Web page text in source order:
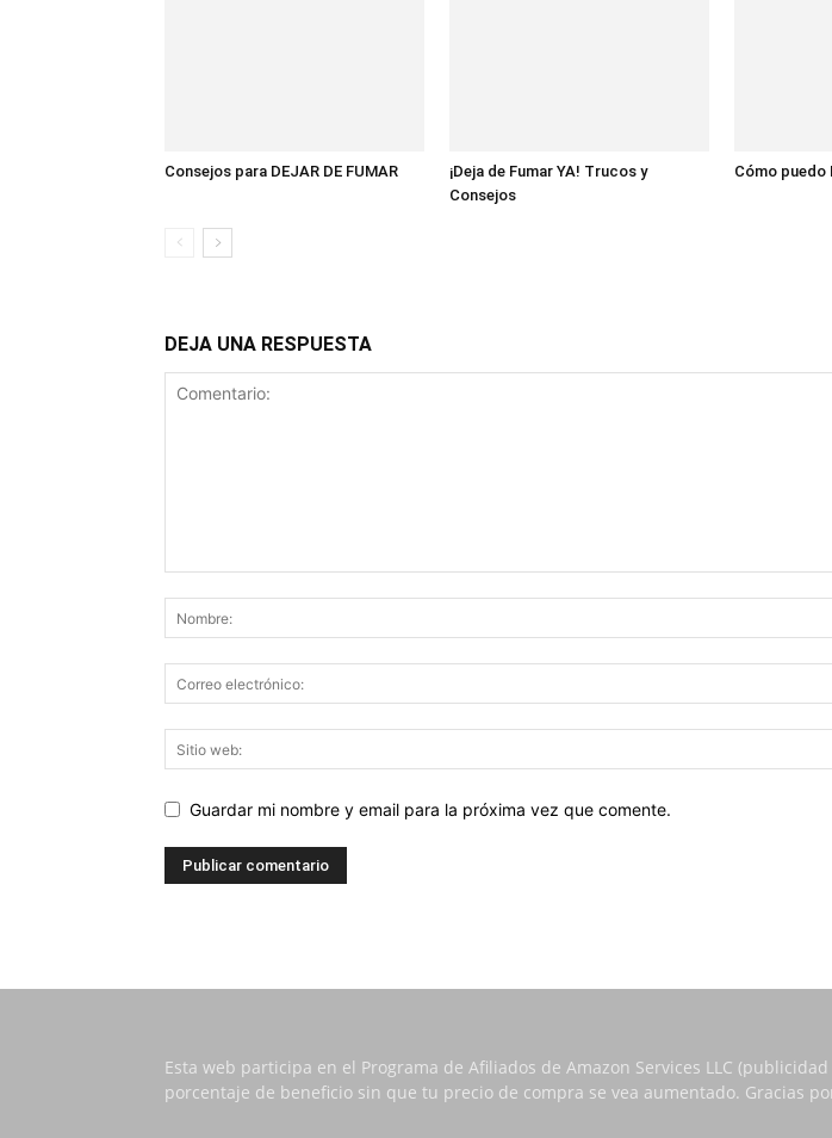
Consejos para DEJAR DE FUMAR
¡Deja de Fumar YA! Trucos y
Consejos
Cómo puedo
DEJA UNA RESPUESTA
Guardar mi nombre y email para la próxima vez que comente.
Esta web participa en el Programa de Afiliados de Amazon Services LLC
porcentaje de beneficio sin que tu precio de compra se vea aumentado. Gracias